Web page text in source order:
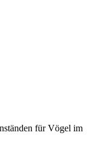
für Vögel im